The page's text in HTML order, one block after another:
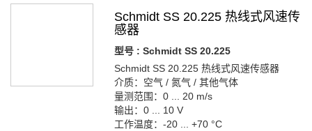
Schmidt SS 20.225 热线式风速传
感器
型号 : Schmidt SS 20.225
Schmidt SS 20.225 热线式风速传感器
介质：空气 / 氮气 / 其他气体
量测范围：0 ... 20 m/s
输出：0 ... 10 V
工作温度：-20 ... +70 °C